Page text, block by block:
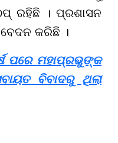
ରହିଛି । ପ୍ରଶାସନ
କରିଛି ।
ପରେ ମହାପ୍ରଭୁଙ୍କ
ବିବାଦରୁ ଥିଲା